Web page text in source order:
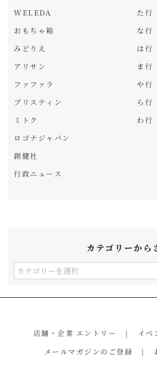
WELEDA
おもちゃ箱
みどりえ
アリサン
ファファラ
プリスティン
ミトク
ロゴナジャパン
創健社
行政ニュース
た行
な行
は行
ま行
や行
ら行
わ行
カテゴリーから
カ
店舗・企業 エントリー
イベ
メールマガジンのご登録